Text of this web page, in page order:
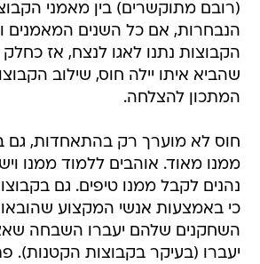
(רובם מתוקשרים) בין מאמני
הנבחרות, אם כל השנים המאמנים
הקבוצות נתנו לאגו לנצח, אז
שהביא איתו יילה חוס, שילוב
המתכון להצלחה.
חוס לא מוערך רק בהתאחדות, גם
ממנו מאוד. אוהבים ללמוד ממנו
נהנים לקבל ממנו טיפים. גם
כי באמצעות אנשי המקצוע
השחקנים שלהם יעברו השבחה
יעברו (בעיקר בקבוצות הקטנות).